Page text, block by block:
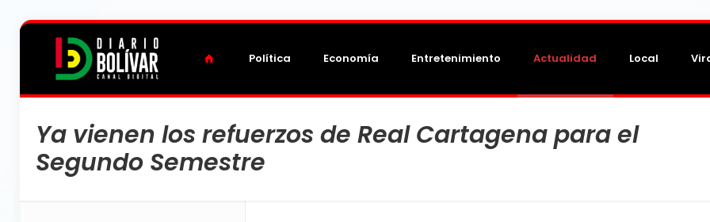
Política Economía Entretenimiento Actualidad Local
Ya vienen los refuerzos de Real Cartagena para el
Segundo Semestre